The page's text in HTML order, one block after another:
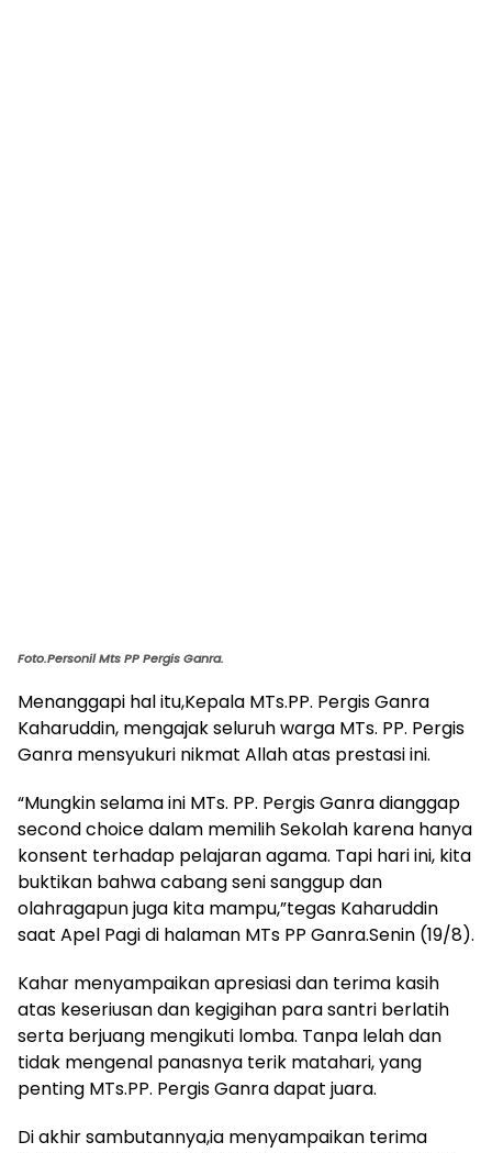
Foto.Personil Mts PP Pergis Ganra.
Menanggapi hal itu,Kepala MTs.PP. Pergis Ganra
Kaharuddin, mengajak seluruh warga MTs. PP. Pergis
Ganra mensyukuri nikmat Allah atas prestasi ini.
“Mungkin selama ini MTs. PP. Pergis Ganra dianggap
second choice dalam memilih Sekolah karena hanya
konsent terhadap pelajaran agama. Tapi hari ini, kita
buktikan bahwa cabang seni sanggup dan
olahragapun juga kita mampu,”tegas Kaharuddin
saat Apel Pagi di halaman MTs PP Ganra.Senin (19/8).
Kahar menyampaikan apresiasi dan terima kasih
atas keseriusan dan kegigihan para santri berlatih
serta berjuang mengikuti lomba. Tanpa lelah dan
tidak mengenal panasnya terik matahari, yang
penting MTs.PP. Pergis Ganra dapat juara.
Di akhir sambutannya,ia menyampaikan terima